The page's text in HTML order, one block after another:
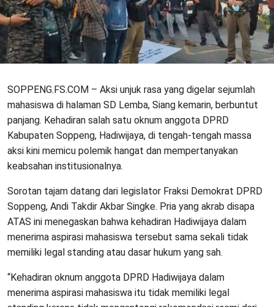
SOPPENG.FS.COM – Aksi unjuk rasa yang digelar sejumlah
mahasiswa di halaman SD Lemba, Siang kemarin, berbuntut
panjang. Kehadiran salah satu oknum anggota DPRD
Kabupaten Soppeng, Hadiwijaya, di tengah-tengah massa
aksi kini memicu polemik hangat dan mempertanyakan
keabsahan institusionalnya.
Sorotan tajam datang dari legislator Fraksi Demokrat DPRD
Soppeng, Andi Takdir Akbar Singke. Pria yang akrab disapa
ATAS ini menegaskan bahwa kehadiran Hadiwijaya dalam
menerima aspirasi mahasiswa tersebut sama sekali tidak
memiliki legal standing atau dasar hukum yang sah.
“Kehadiran oknum anggota DPRD Hadiwijaya dalam
menerima aspirasi mahasiswa itu tidak memiliki legal